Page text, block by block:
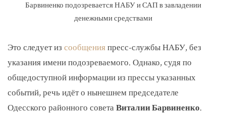
Барвиненко подозревается НАБУ и САП в завладении
денежными средствами
Это следует из сообщенияпресс-службы НАБУ, без
указания имени подозреваемого. Однако, судя по
общедоступной информации из прессы указанных
событий, речь идёт о нынешнем председателе
Одесского районного советаВиталии Барвиненко.